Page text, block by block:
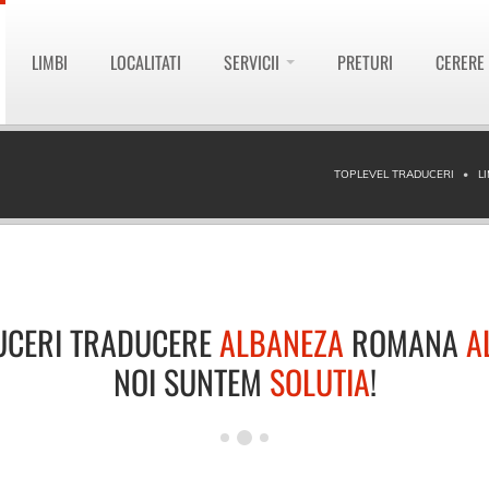
LIMBI LOCALITATI SERVICII PRETURI
TOPLEVEL TRADUCERI
TRADUCEREALBANEZA ROMANA
NOI SUNTEM SOLUTIA!